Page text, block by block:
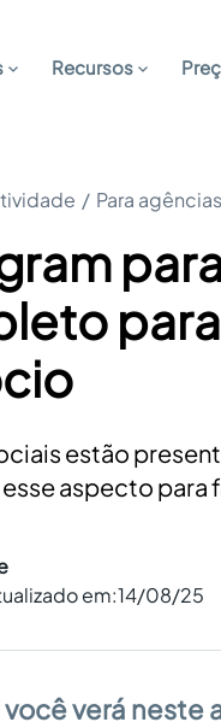
Recursos
/ Para agências
estão
aspecto para
em:14/08/25
você verá neste